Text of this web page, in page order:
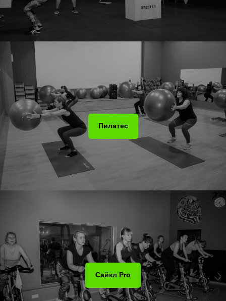
Пилатес
Сайкл Pro